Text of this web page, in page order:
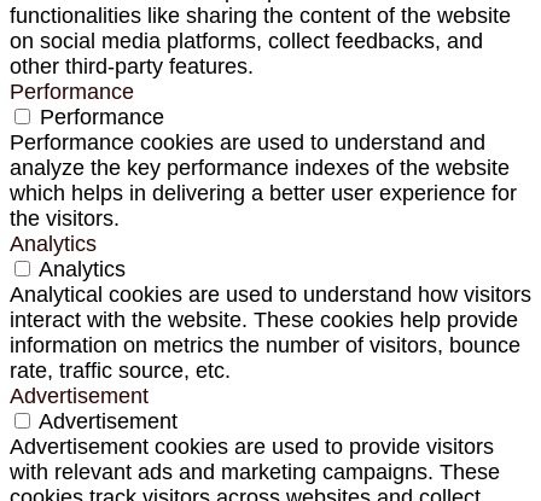
functionalities like sharing the content of the website
on social media platforms, collect feedbacks, and
other third-party features.
Performance
Performance
Performance cookies are used to understand and
analyze the key performance indexes of the website
which helps in delivering a better user experience for
the visitors.
Analytics
Analytics
Analytical cookies are used to understand how visitors
interact with the website. These cookies help provide
information on metrics the number of visitors, bounce
rate, traffic source, etc.
Advertisement
Advertisement
Advertisement cookies are used to provide visitors
with relevant ads and marketing campaigns. These